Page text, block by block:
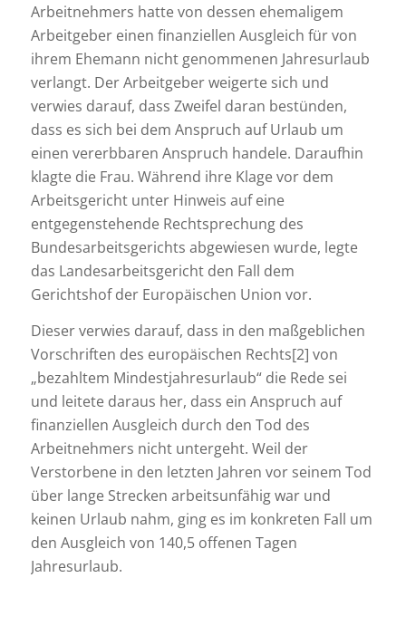
Arbeitnehmers hatte von dessen ehemaligem
Arbeitgeber einen finanziellen Ausgleich für von
ihrem Ehemann nicht genommenen Jahresurlaub
verlangt. Der Arbeitgeber weigerte sich und
verwies darauf, dass Zweifel daran bestünden,
dass es sich bei dem Anspruch auf Urlaub um
einen vererbbaren Anspruch handele. Daraufhin
klagte die Frau. Während ihre Klage vor dem
Arbeitsgericht unter Hinweis auf eine
entgegenstehende Rechtsprechung des
Bundesarbeitsgerichts abgewiesen wurde, legte
das Landesarbeitsgericht den Fall dem
Gerichtshof der Europäischen Union vor.
Dieser verwies darauf, dass in den maßgeblichen
Vorschriften des europäischen Rechts[2] von
„bezahltem Mindestjahresurlaub“ die Rede sei
und leitete daraus her, dass ein Anspruch auf
finanziellen Ausgleich durch den Tod des
Arbeitnehmers nicht untergeht. Weil der
Verstorbene in den letzten Jahren vor seinem Tod
über lange Strecken arbeitsunfähig war und
keinen Urlaub nahm, ging es im konkreten Fall um
den Ausgleich von 140,5 offenen Tagen
Jahresurlaub.